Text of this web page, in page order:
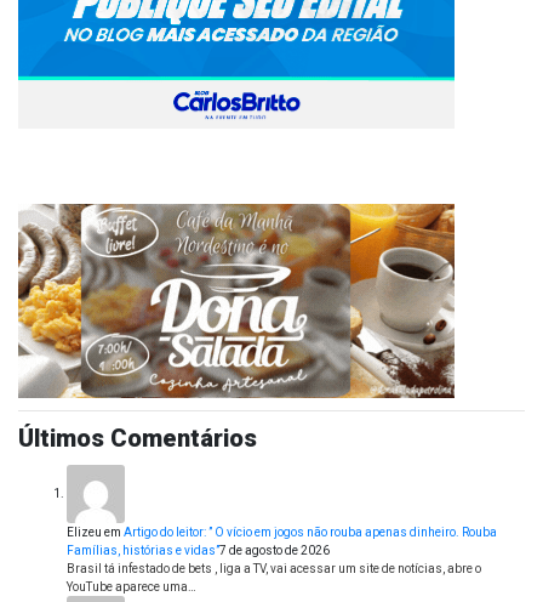
Últimos Comentários
Elizeu em Artigo do leitor: ” O vício em jogos não rouba apenas dinheiro. Rouba
Famílias, histórias e vidas”7 de agosto de 2026
Brasil tá infestado de bets , liga a TV, vai acessar um site de notícias, abre o
YouTube aparece uma…